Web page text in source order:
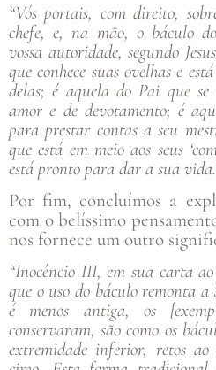
“Vós portais, com direito,
chefe, e, na mão, o báculo
vossa autoridade, segundo
que conhece suas ovelhas e
delas; é aquela do Pai que
amor e de devotamento; é
para prestar contas a seu
que está em meio aos seus
está pronto para dar a sua
Por fim, concluímos a
com o belíssimo
nos fornece um outro
“Inocêncio III, em sua carta
que o uso do báculo remonta
é menos antiga, os
conservaram, são como os
extremidade inferior, retos